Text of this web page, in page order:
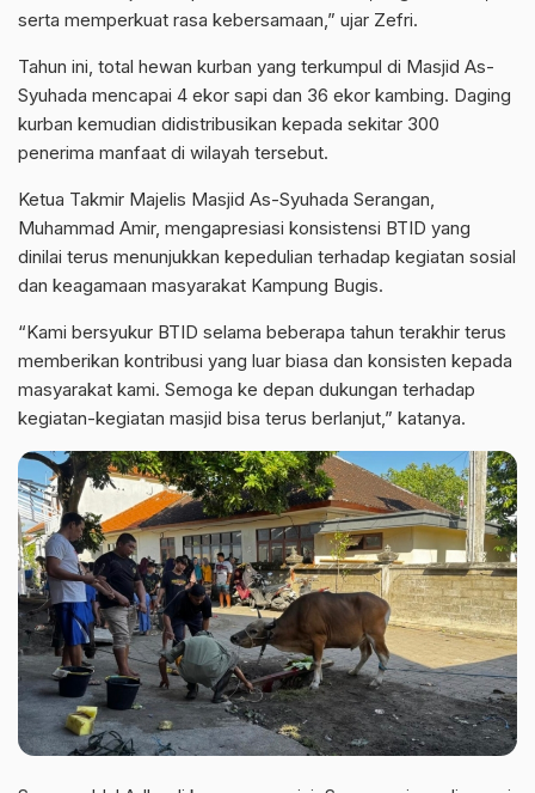
serta memperkuat rasa kebersamaan,” ujar Zefri.
Tahun ini, total hewan kurban yang terkumpul di Masjid As-
Syuhada mencapai 4 ekor sapi dan 36 ekor kambing. Daging
kurban kemudian didistribusikan kepada sekitar 300
penerima manfaat di wilayah tersebut.
Ketua Takmir Majelis Masjid As-Syuhada Serangan,
Muhammad Amir, mengapresiasi konsistensi BTID yang
dinilai terus menunjukkan kepedulian terhadap kegiatan sosial
dan keagamaan masyarakat Kampung Bugis.
“Kami bersyukur BTID selama beberapa tahun terakhir terus
memberikan kontribusi yang luar biasa dan konsisten kepada
masyarakat kami. Semoga ke depan dukungan terhadap
kegiatan-kegiatan masjid bisa terus berlanjut,” katanya.